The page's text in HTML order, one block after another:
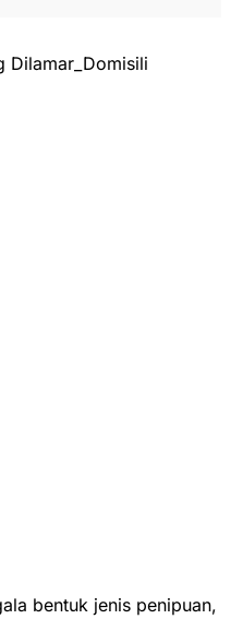
Dilamar_Domisili
bentuk jenis penipuan,